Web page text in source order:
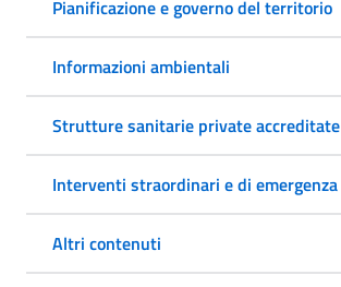
Pianificazione e governo del territorio
Informazioni ambientali
Strutture sanitarie private accreditate
Interventi straordinari e di emergenza
Altri contenuti